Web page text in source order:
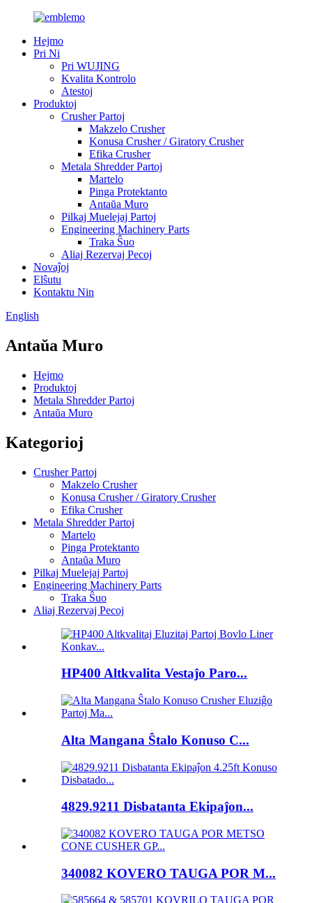
Hejmo
Pri Ni
Pri WUJING
Kvalita Kontrolo
Atestoj
Produktoj
Crusher Partoj
Makzelo Crusher
Konusa Crusher / Giratory Crusher
Efika Crusher
Metala Shredder Partoj
Martelo
Pinga Protektanto
Antaŭa Muro
Pilkaj Muelejaj Partoj
Engineering Machinery Parts
Traka Ŝuo
Aliaj Rezervaj Pecoj
Novaĵoj
Elŝutu
Kontaktu Nin
English
Antaŭa Muro
Hejmo
Produktoj
Metala Shredder Partoj
Antaŭa Muro
Kategorioj
Crusher Partoj
Makzelo Crusher
Konusa Crusher / Giratory Crusher
Efika Crusher
Metala Shredder Partoj
Martelo
Pinga Protektanto
Antaŭa Muro
Pilkaj Muelejaj Partoj
Engineering Machinery Parts
Traka Ŝuo
Aliaj Rezervaj Pecoj
HP400 Altkvalita Vestaĵo Paro...
Alta Mangana Ŝtalo Konuso C...
4829.9211 Disbatanta Ekipaĵon...
340082 KOVERO TAUGA POR M...